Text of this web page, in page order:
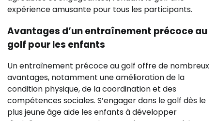
expérience amusante pour tous les participants.
Avantages d’un entraînement précoce au
golf pour les enfants
Un entraînement précoce au golf offre de nombreux
avantages, notamment une amélioration de la
condition physique, de la coordination et des
compétences sociales. S’engager dans le golf dès le
plus jeune âge aide les enfants à développer